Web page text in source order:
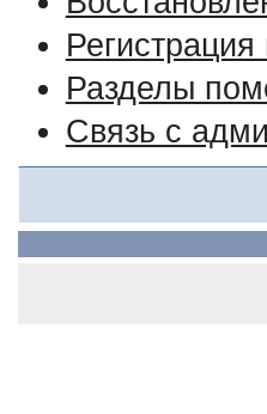
Регистрация
Разделы
Связь с